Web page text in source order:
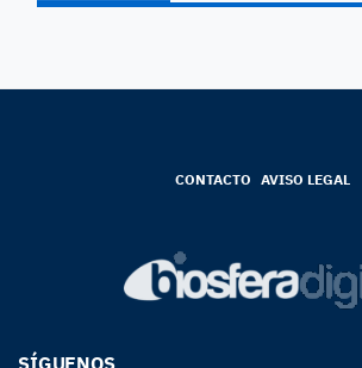
CONTACTO AVISO LEGAL
SÍGUENOS